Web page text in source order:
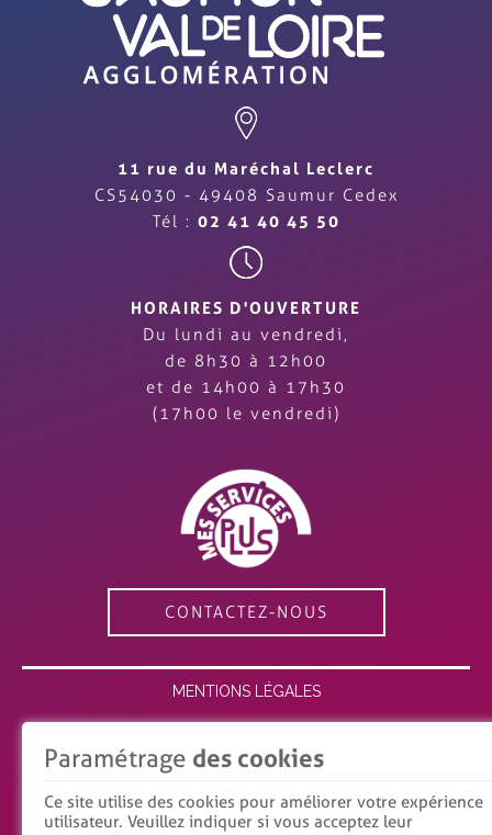
Paramétrage des cookies
Ce site utilise des cookies pour améliorer votre expérience
utilisateur. Veuillez indiquer si vous acceptez leur
11 rue du Maréchal Leclerc
CS54030 - 49408 Saumur Cedex
Tél : 02 41 40 45 50
HORAIRES D'OUVERTURE
Du lundi au vendredi,
de 8h30 à 12h00
et de 14h00 à 17h30
(17h00 le vendredi)
CONTACTEZ-NOUS
MENTIONS LÉGALES
POLITIQUE DE CONFIDENTIALITÉ